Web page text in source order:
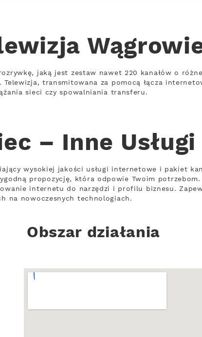
jaką jest zestaw nawet 220 kanałów o
transmitowana za pomocą łącza
sieci czy spowalniania transferu.
– Inne Usługi
wysokiej jakości usługi internetowe i pakiet
propozycję, która odpowie Twoim potrzebom.
internetu do narzędzi i profilu biznesu.
na nowoczesnych technologiach.
Obszar działania